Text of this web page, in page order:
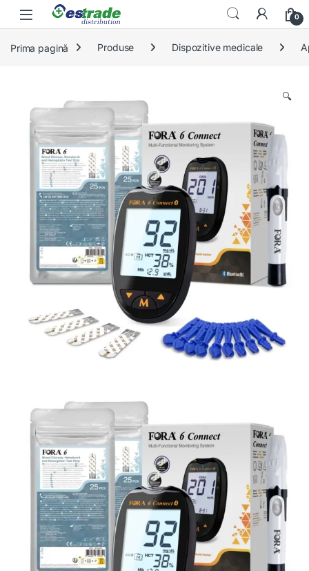
Skip to navigation
Skip to content
0
Prima pagină Produse Dispozitive medicale
🔍